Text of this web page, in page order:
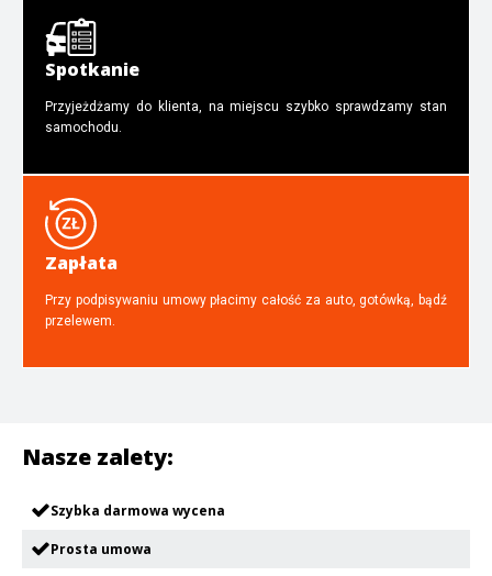
Spotkanie
Przyjeżdżamy do klienta, na miejscu szybko sprawdzamy stan
samochodu.
Zapłata
Przy podpisywaniu umowy płacimy całość za auto, gotówką, bądź
przelewem.
Nasze zalety:
Szybka darmowa wycena
Prosta umowa